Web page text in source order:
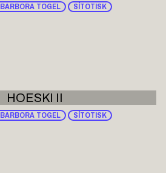
BARBORA TOGEL SÍTOTISK
BARBORA TOGEL SÍTOTISK